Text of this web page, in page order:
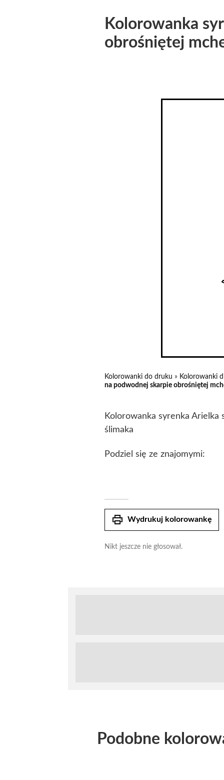
Kolorowanka
obrośniętej
Kolorowanki do druku » Kolorowanki
na podwodnej skarpie obrośniętej
Kolorowanka syrenka
ślimaka
Podziel się ze znajomymi:
print Wydrukuj kolorowankę
Nikt jeszcze nie głosował.
Podobne